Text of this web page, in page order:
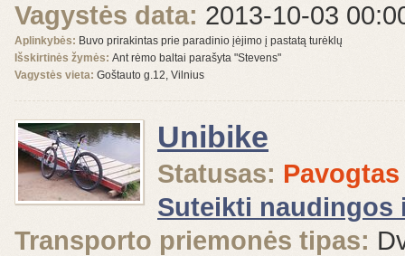
Vagystės data: 2013-10-03
Aplinkybės: Buvo prirakintas prie paradinio įėjimo į pastatą turėklų
Išskirtinės žymės: Ant rėmo baltai parašyta "Stevens"
Vagystės vieta: Goštauto g.12, Vilnius
Unibike
Statusas: Pavogtas
Suteikti naudingos
Transporto priemonės tipas: